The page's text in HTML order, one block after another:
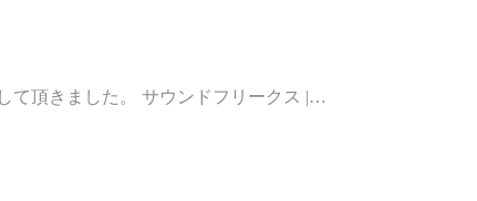
て頂きました。 サウンドフリークス |…